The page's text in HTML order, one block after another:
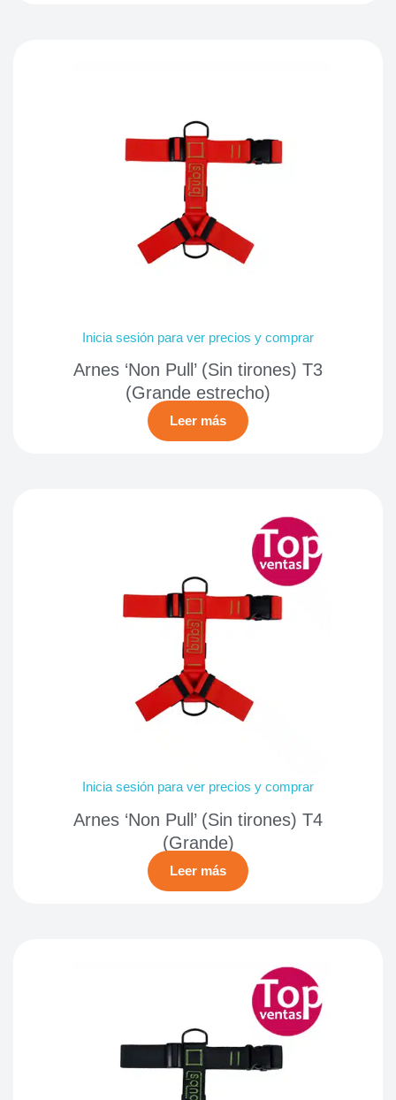
Inicia sesión para ver precios y comprar
Arnes ‘Non Pull’ (Sin tirones) T3
(Grande estrecho)
Leer más
Inicia sesión para ver precios y comprar
Arnes ‘Non Pull’ (Sin tirones) T4
(Grande)
Leer más